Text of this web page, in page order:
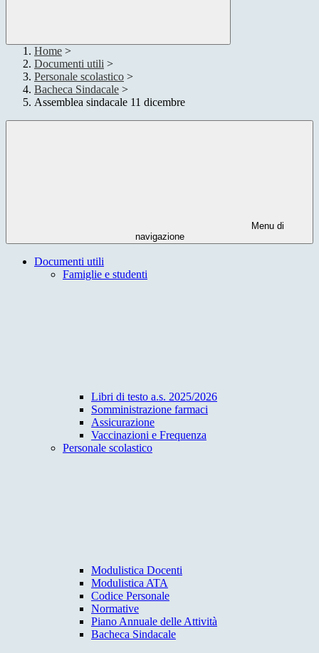
Home >
Documenti utili >
Personale scolastico >
Bacheca Sindacale >
Assemblea sindacale 11 dicembre
Menu di
navigazione
Documenti utili
Famiglie e studenti
Libri di testo a.s. 2025/2026
Somministrazione farmaci
Assicurazione
Vaccinazioni e Frequenza
Personale scolastico
Modulistica Docenti
Modulistica ATA
Codice Personale
Normative
Piano Annuale delle Attività
Bacheca Sindacale